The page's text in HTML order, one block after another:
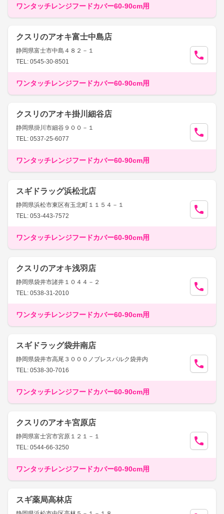
ワンタッチレンジフードカバー60-90cm用
クスリのアオキ富士中島店
静岡県富士市中島４８２－１
TEL: 0545-30-8501
ワンタッチレンジフードカバー60-90cm用
クスリのアオキ掛川細谷店
静岡県掛川市細谷９００－１
TEL: 0537-25-6077
ワンタッチレンジフードカバー60-90cm用
スギドラッグ浜松北店
静岡県浜松市東区有玉北町１１５４－１
TEL: 053-443-7572
ワンタッチレンジフードカバー60-90cm用
クスリのアオキ浅羽店
静岡県袋井市諸井１０４４－２
TEL: 0538-31-2010
ワンタッチレンジフードカバー60-90cm用
スギドラッグ袋井南店
静岡県袋井市高尾３０００ノブレスパルク袋井内
TEL: 0538-30-7016
ワンタッチレンジフードカバー60-90cm用
クスリのアオキ宮原店
静岡県富士宮市宮原１２１－１
TEL: 0544-66-3250
ワンタッチレンジフードカバー60-90cm用
スギ薬局高林店